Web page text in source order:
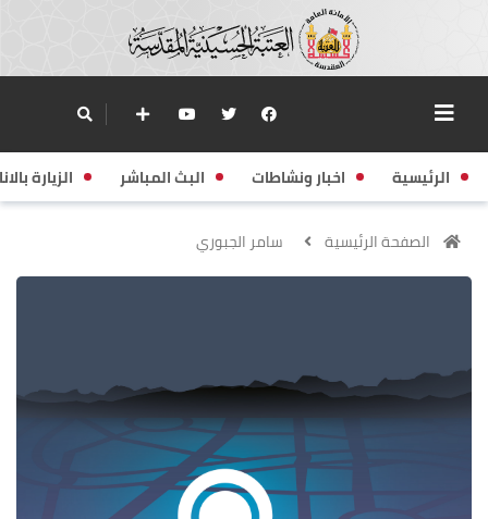
الرئيسية اخبار ونشاطات البث المباشر الزيارة
الصفحة الرئيسية سامر الجبوري